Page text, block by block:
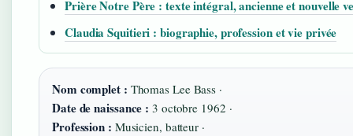
Prière Notre Père : texte intégral, ancienne et nouvelle
Claudia Squitieri : biographie, profession et vie privée
Nom complet : Thomas Lee Bass ·
Date de naissance : 3 octobre 1962 ·
Profession : Musicien, batteur ·